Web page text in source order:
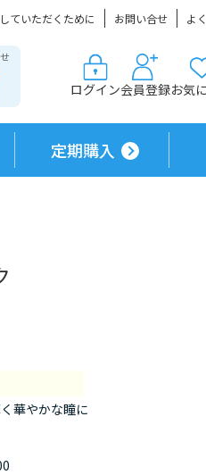
ていただくために お問い合せ よ
ログイン会員登録お気
定期購入
華やかな瞳に